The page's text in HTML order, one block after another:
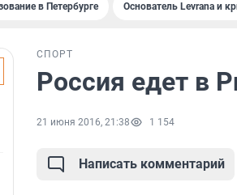
в Петербурге Основатель Levrana и
СПОРТ
Россия едет в
21 июня 2016, 21:38 1 154
Написать комментарий